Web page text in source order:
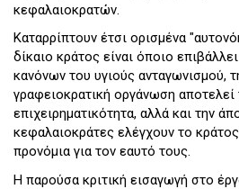
κεφαλαιοκρατών.
Καταρρίπτουν έτσι ορισμένα
δίκαιο κράτος είναι όποιο
κανόνων του υγιούς ανταγωνισμού,
γραφειοκρατική οργάνωση αποτελεί
επιχειρηματικότητα, αλλά και την
κεφαλαιοκράτες ελέγχουν το
προνόμια για τον εαυτό τους.
Η παρούσα κριτική εισαγωγή στο